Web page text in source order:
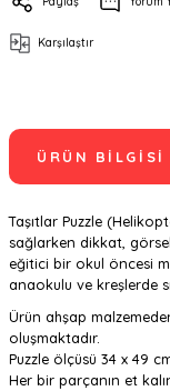
Karşılaştır
ÜRÜN BILGISI
Taşıtlar Puzzle
sağlarken dikkat,
eğitici bir okul öncesi
anaokulu ve kreşlerde
Ürün ahşap
oluşmaktadır.
Puzzle ölçüsü 34 x 49
Her bir parçanın et